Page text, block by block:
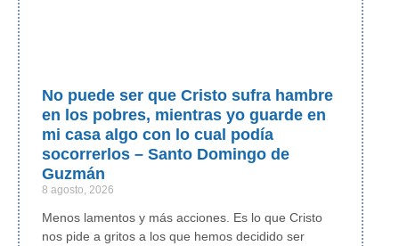
No puede ser que Cristo sufra hambre
en los pobres, mientras yo guarde en
mi casa algo con lo cual podía
socorrerlos – Santo Domingo de
Guzmán
8 agosto, 2026
Menos lamentos y más acciones. Es lo que Cristo
nos pide a gritos a los que hemos decidido ser